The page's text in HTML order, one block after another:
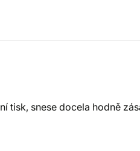
tisk, snese docela hodně